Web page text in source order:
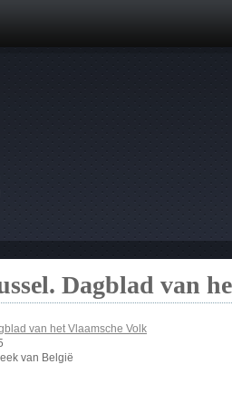
Dagblad van
van het Vlaamsche Volk
van België